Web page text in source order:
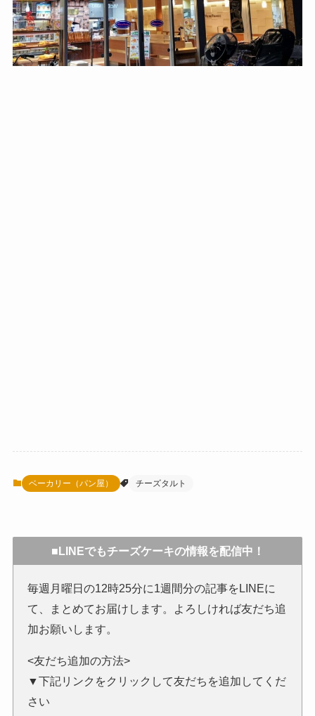
ベーカリー（パン屋） チーズタルト
■LINEでもチーズケーキの情報を配信中！
毎週月曜日の12時25分に1週間分の記事をLINEに
て、まとめてお届けします。よろしければ友だち追
加お願いします。
<友だち追加の方法>
▼下記リンクをクリックして友だちを追加してくだ
さい